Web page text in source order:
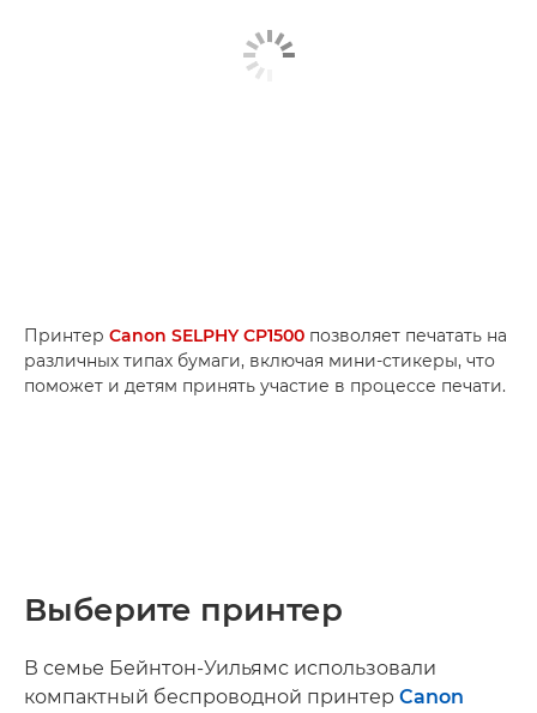
Принтер Canon SELPHY CP1500 позволяет печатать на
различных типах бумаги, включая мини-стикеры, что
поможет и детям принять участие в процессе печати.
Выберите принтер
В семье Бейнтон-Уильямс использовали
компактный беспроводной принтер Canon